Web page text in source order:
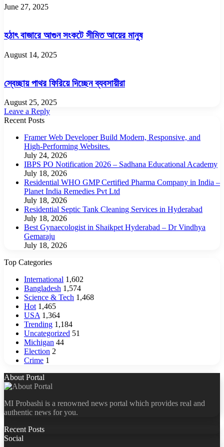
June 27, 2025
হঠাৎ বাজারে আগুন সংকটে সীমিত আয়ের মানুষ
August 14, 2025
স্বেচ্ছায় পাথর ফিরিয়ে দিচ্ছেন ব্যবসায়ীরা
August 25, 2025
Leave a Reply
Recent Posts
Framer Web Developer Build Modern, Responsive, and
High-Performing Websites.
July 24, 2026
IBPS PO Notification 2026 – Sadhana Educational Academy
July 18, 2026
Residential WHO GMP Certified Pharma Company in India –
Planet India Remedies Pvt Ltd
July 18, 2026
Residential Septic Tank Cleaning Services in Hyderabad
July 18, 2026
Best Gynaecologist in Shaikpet Hyderabad – Dr Vindhya
Gemaraju
July 18, 2026
Top Categories
International 1,602
Bangladesh 1,574
Science & Tech 1,468
Hot 1,465
USA 1,364
Trending 1,184
Uncategorized 51
Michigan 44
Election 2
Crime 1
About Portal
MI Probashi is a renowned news portal which provides real and
authentic news for you.
Recent Posts
Social